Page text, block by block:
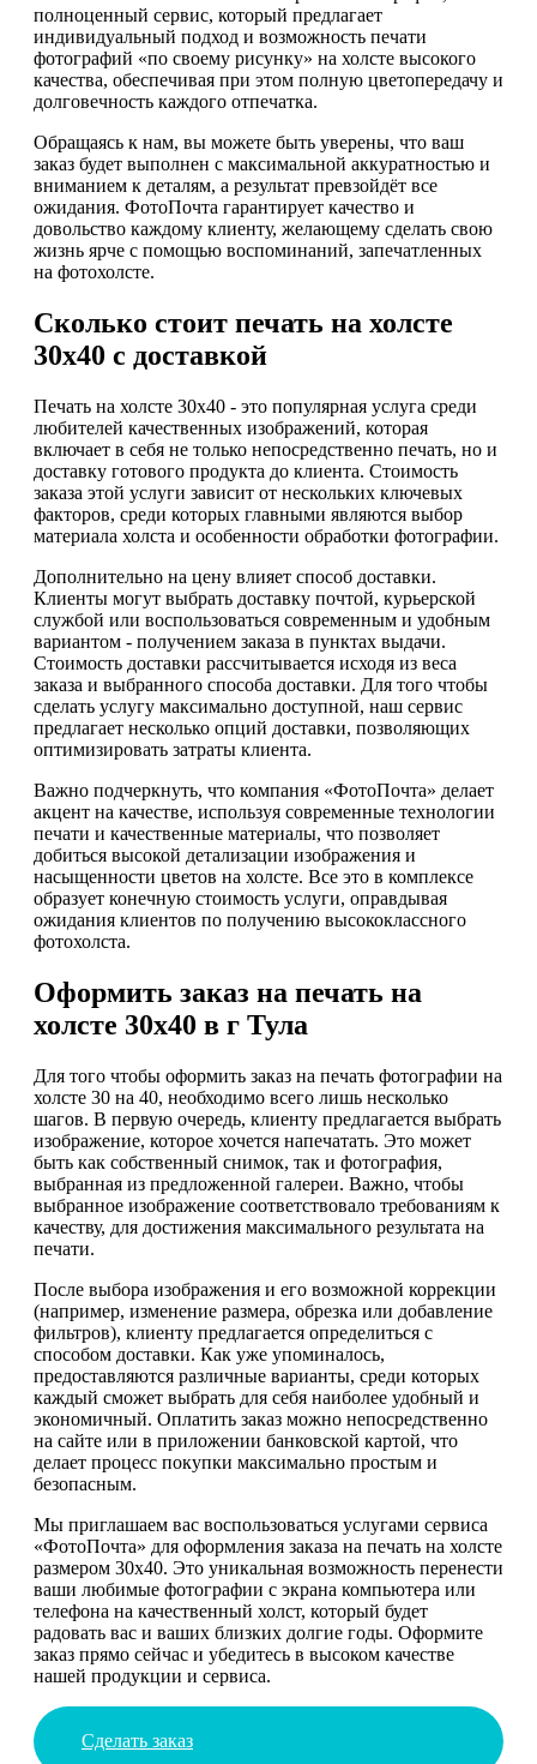
полноценный сервис, который предлагает
индивидуальный подход и возможность печати
фотографий «по своему рисунку» на холсте высокого
качества, обеспечивая при этом полную цветопередачу и
долговечность каждого отпечатка.
Обращаясь к нам, вы можете быть уверены, что ваш
заказ будет выполнен с максимальной аккуратностью и
вниманием к деталям, а результат превзойдёт все
ожидания. ФотоПочта гарантирует качество и
довольство каждому клиенту, желающему сделать свою
жизнь ярче с помощью воспоминаний, запечатленных
на фотохолсте.
Сколько стоит печать на холсте
30х40 с доставкой
Печать на холсте 30х40 - это популярная услуга среди
любителей качественных изображений, которая
включает в себя не только непосредственно печать, но и
доставку готового продукта до клиента. Стоимость
заказа этой услуги зависит от нескольких ключевых
факторов, среди которых главными являются выбор
материала холста и особенности обработки фотографии.
Дополнительно на цену влияет способ доставки.
Клиенты могут выбрать доставку почтой, курьерской
службой или воспользоваться современным и удобным
вариантом - получением заказа в пунктах выдачи.
Стоимость доставки рассчитывается исходя из веса
заказа и выбранного способа доставки. Для того чтобы
сделать услугу максимально доступной, наш сервис
предлагает несколько опций доставки, позволяющих
оптимизировать затраты клиента.
Важно подчеркнуть, что компания «ФотоПочта» делает
акцент на качестве, используя современные технологии
печати и качественные материалы, что позволяет
добиться высокой детализации изображения и
насыщенности цветов на холсте. Все это в комплексе
образует конечную стоимость услуги, оправдывая
ожидания клиентов по получению высококлассного
фотохолста.
Оформить заказ на печать на
холсте 30х40 в г Тула
Для того чтобы оформить заказ на печать фотографии на
холсте 30 на 40, необходимо всего лишь несколько
шагов. В первую очередь, клиенту предлагается выбрать
изображение, которое хочется напечатать. Это может
быть как собственный снимок, так и фотография,
выбранная из предложенной галереи. Важно, чтобы
выбранное изображение соответствовало требованиям к
качеству, для достижения максимального результата на
печати.
После выбора изображения и его возможной коррекции
(например, изменение размера, обрезка или добавление
фильтров), клиенту предлагается определиться с
способом доставки. Как уже упоминалось,
предоставляются различные варианты, среди которых
каждый сможет выбрать для себя наиболее удобный и
экономичный. Оплатить заказ можно непосредственно
на сайте или в приложении банковской картой, что
делает процесс покупки максимально простым и
безопасным.
Мы приглашаем вас воспользоваться услугами сервиса
«ФотоПочта» для оформления заказа на печать на холсте
размером 30х40. Это уникальная возможность перенести
ваши любимые фотографии с экрана компьютера или
телефона на качественный холст, который будет
радовать вас и ваших близких долгие годы. Оформите
заказ прямо сейчас и убедитесь в высоком качестве
нашей продукции и сервиса.
Сделать заказ